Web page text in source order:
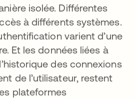
isolée. Différentes
à différents systèmes.
varient d’une
Et les données liées à
des connexions
de l’utilisateur, restent
plateformes